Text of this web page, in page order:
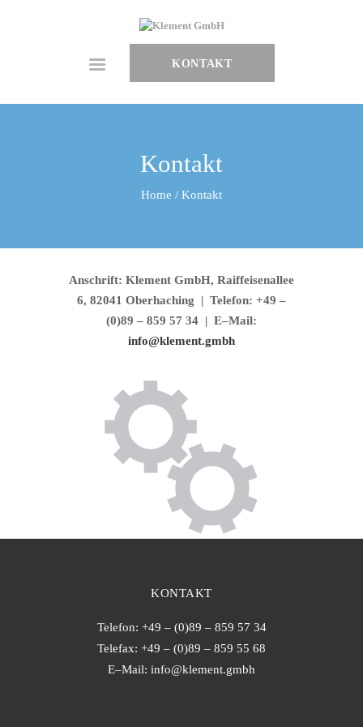
KONTAKT
Kontakt
Home Kontakt
SHOWROOM
Anschrift: Klement GmbH, Raiffeisenallee
6, 82041 Oberhaching | Telefon: +49 –
(0)89 – 859 57 34 | E–Mail:
info@klement.gmbh
KONTAKT
Telefon: +49 – (0)89 – 859 57 34
Telefax: +49 – (0)89 – 859 55 68
E–Mail: info@klement.gmbh